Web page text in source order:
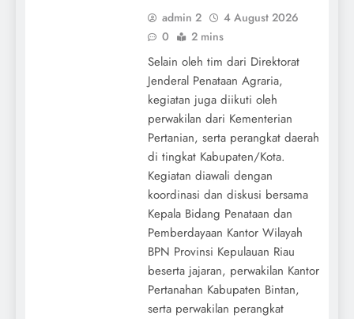
admin 2
4 August 2026
0
2 mins
Selain oleh tim dari Direktorat
Jenderal Penataan Agraria,
kegiatan juga diikuti oleh
perwakilan dari Kementerian
Pertanian, serta perangkat daerah
di tingkat Kabupaten/Kota.
Kegiatan diawali dengan
koordinasi dan diskusi bersama
Kepala Bidang Penataan dan
Pemberdayaan Kantor Wilayah
BPN Provinsi Kepulauan Riau
beserta jajaran, perwakilan Kantor
Pertanahan Kabupaten Bintan,
serta perwakilan perangkat